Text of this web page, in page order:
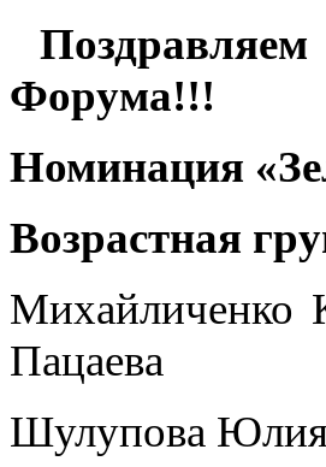
Форума!!!
Номинация
Возрастная
Пацаева
Шулупова